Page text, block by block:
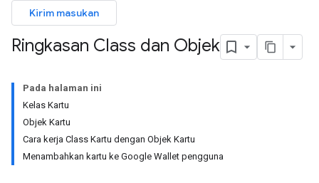
Kirim masukan
Ringkasan Class dan Objek
Pada halaman ini
Kelas Kartu
Objek Kartu
Cara kerja Class Kartu dengan Objek Kartu
Menambahkan kartu ke Google Wallet pengguna